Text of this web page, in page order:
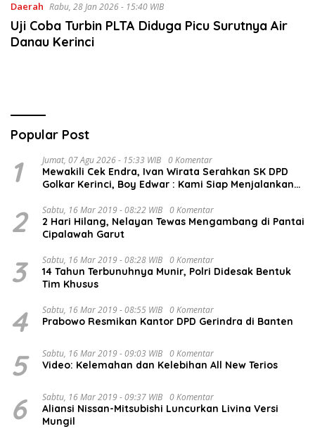
Daerah Rabu, 28 Jan 2026 - 15:40 WIB
Uji Coba Turbin PLTA Diduga Picu Surutnya Air
Danau Kerinci
Popular Post
1 Jumat, 07 Agu 2026 - 15:33 WIB 0 Komentar
Mewakili Cek Endra, Ivan Wirata Serahkan SK DPD
Golkar Kerinci, Boy Edwar : Kami Siap Menjalankan
2 Sabtu, 16 Mar 2019 - 08:22 WIB 0 Komentar
2 Hari Hilang, Nelayan Tewas Mengambang di Pantai
Cipalawah Garut
3 Sabtu, 16 Mar 2019 - 08:28 WIB 0 Komentar
14 Tahun Terbunuhnya Munir, Polri Didesak Bentuk
Tim Khusus
4 Sabtu, 16 Mar 2019 - 08:55 WIB 0 Komentar
Prabowo Resmikan Kantor DPD Gerindra di Banten
5 Sabtu, 16 Mar 2019 - 09:03 WIB 0 Komentar
Video: Kelemahan dan Kelebihan All New Terios
6 Sabtu, 16 Mar 2019 - 09:37 WIB 0 Komentar
Aliansi Nissan-Mitsubishi Luncurkan Livina Versi
Mungil